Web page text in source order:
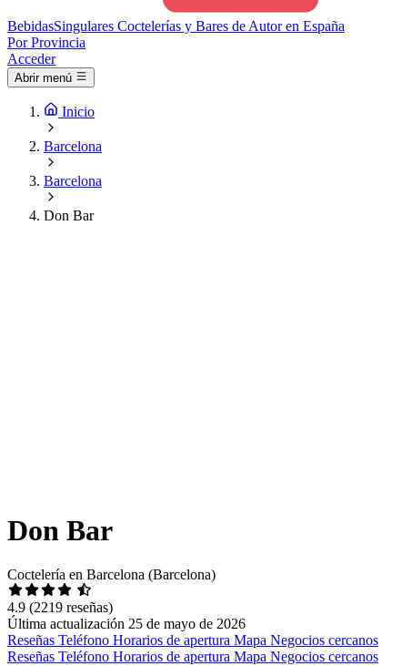
BebidasSingulares Coctelerías y Bares de Autor en España
Por Provincia
Acceder
Abrir menú
Inicio
Barcelona
Barcelona
Don Bar
Don Bar
Coctelería en Barcelona (Barcelona)
4.9 (2219 reseñas)
Última actualización 25 de mayo de 2026
Reseñas Teléfono Horarios de apertura Mapa Negocios cercanos
Reseñas Teléfono Horarios de apertura Mapa Negocios cercanos